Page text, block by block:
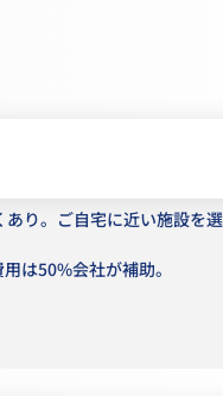
り。ご自宅に近い施設を
は50%会社が補助。